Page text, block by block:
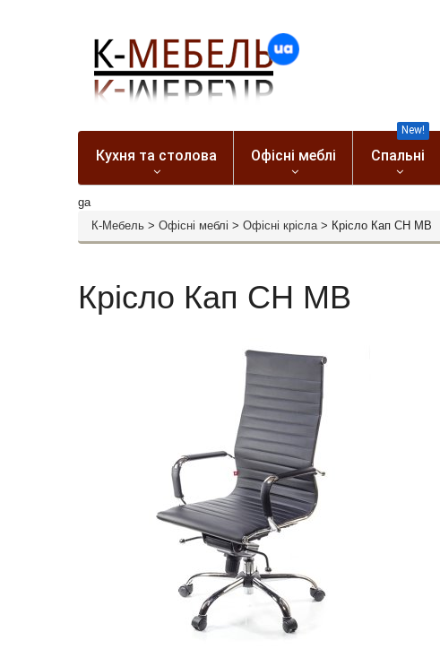
Кухня та столова Офісні меблі Спальні
New!
ga
К-Мебель > Офісні меблі > Офісні крісла> Крісло Кап CH MB
Крісло Кап CH MB